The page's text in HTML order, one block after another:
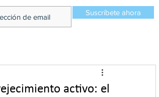
Suscríbete ahora
activo: el